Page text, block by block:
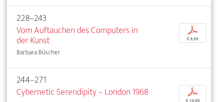
228–243
Vom Auftauchen des Computers in
der Kunst
Barbara Büscher
p
€ 9,95
244–271
Cybernetic Serendipity – London 1968
p
€ 14,95